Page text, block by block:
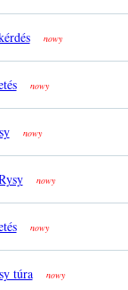
nowy
nowy
nowy
nowy
nowy
túra nowy